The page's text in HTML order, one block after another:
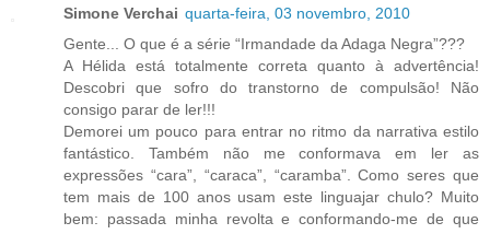
Simone Verchai quarta-feira, 03 novembro, 2010
Gente... O que é a série “Irmandade da Adaga Negra”???
A Hélida está totalmente correta quanto à advertência!
Descobri que sofro do transtorno de compulsão! Não
consigo parar de ler!!!
Demorei um pouco para entrar no ritmo da narrativa estilo
fantástico. Também não me conformava em ler as
expressões “cara”, “caraca”, “caramba”. Como seres que
tem mais de 100 anos usam este linguajar chulo? Muito
bem: passada minha revolta e conformando-me de que